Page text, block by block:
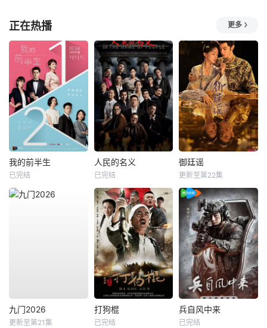
正在热播 更多
我的前半生
已完结
人民的名义
已完结
御廷谣
更新至第22集
九门2026
更新至第21集
打狗棍
已完结
兵自风中来
已完结